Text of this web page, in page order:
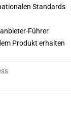
Standards
Führer
Produkt erhalten